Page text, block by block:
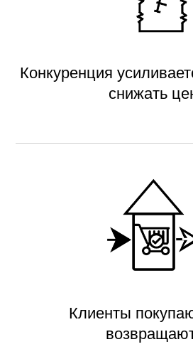
Конкуренция
снижать
Клиенты